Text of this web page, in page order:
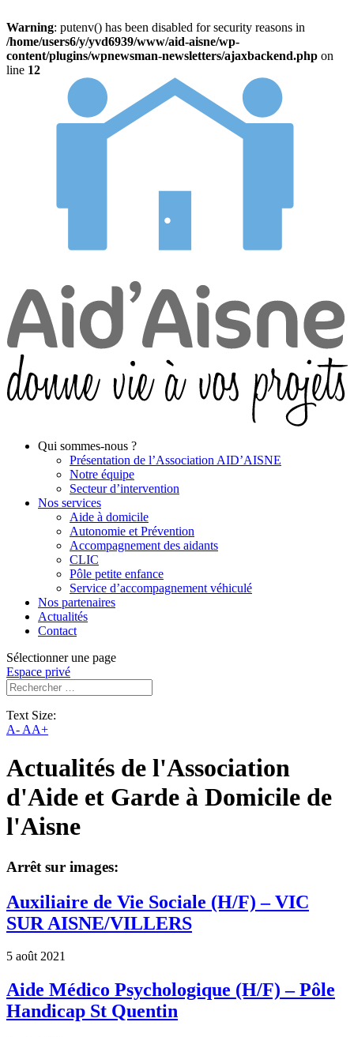
Warning: putenv() has been disabled for security reasons in
/home/users6/y/yvd6939/www/aid-aisne/wp-
content/plugins/wpnewsman-newsletters/ajaxbackend.php on
line 12
Qui sommes-nous ?
Présentation de l’Association AID’AISNE
Notre équipe
Secteur d’intervention
Nos services
Aide à domicile
Autonomie et Prévention
Accompagnement des aidants
CLIC
Pôle petite enfance
Service d’accompagnement véhiculé
Nos partenaires
Actualités
Contact
Sélectionner une page
Espace privé
Text Size:
A- AA+
Actualités de l'Association
d'Aide et Garde à Domicile de
l'Aisne
Arrêt sur images:
Auxiliaire de Vie Sociale (H/F) – VIC
SUR AISNE/VILLERS
5 août 2021
Aide Médico Psychologique (H/F) – Pôle
Handicap St Quentin